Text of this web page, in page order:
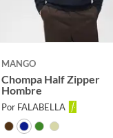
MANGO
Chompa Half Zipper
Hombre
Por FALABELLA